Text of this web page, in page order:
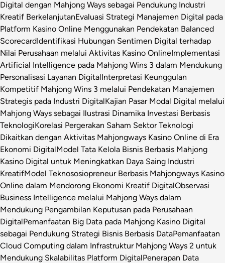
Digital dengan Mahjong Ways sebagai Pendukung Industri
Kreatif BerkelanjutanEvaluasi Strategi Manajemen Digital pada
Platform Kasino Online Menggunakan Pendekatan Balanced
ScorecardIdentifikasi Hubungan Sentimen Digital terhadap
Nilai Perusahaan melalui Aktivitas Kasino OnlineImplementasi
Artificial Intelligence pada Mahjong Wins 3 dalam Mendukung
Personalisasi Layanan DigitalInterpretasi Keunggulan
Kompetitif Mahjong Wins 3 melalui Pendekatan Manajemen
Strategis pada Industri DigitalKajian Pasar Modal Digital melalui
Mahjong Ways sebagai Ilustrasi Dinamika Investasi Berbasis
TeknologiKorelasi Pergerakan Saham Sektor Teknologi
Dikaitkan dengan Aktivitas Mahjongways Kasino Online di Era
Ekonomi DigitalModel Tata Kelola Bisnis Berbasis Mahjong
Kasino Digital untuk Meningkatkan Daya Saing Industri
KreatifModel Teknososiopreneur Berbasis Mahjongways Kasino
Online dalam Mendorong Ekonomi Kreatif DigitalObservasi
Business Intelligence melalui Mahjong Ways dalam
Mendukung Pengambilan Keputusan pada Perusahaan
DigitalPemanfaatan Big Data pada Mahjong Kasino Digital
sebagai Pendukung Strategi Bisnis Berbasis DataPemanfaatan
Cloud Computing dalam Infrastruktur Mahjong Ways 2 untuk
Mendukung Skalabilitas Platform DigitalPenerapan Data